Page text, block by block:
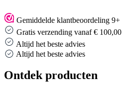
Gemiddelde klantbeoordeling 9+
Gratis verzending vanaf € 100,00
Altijd het beste advies
Altijd het beste advies
Ontdek producten